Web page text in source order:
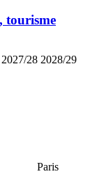
tourisme
2027/28 2028/29
Paris